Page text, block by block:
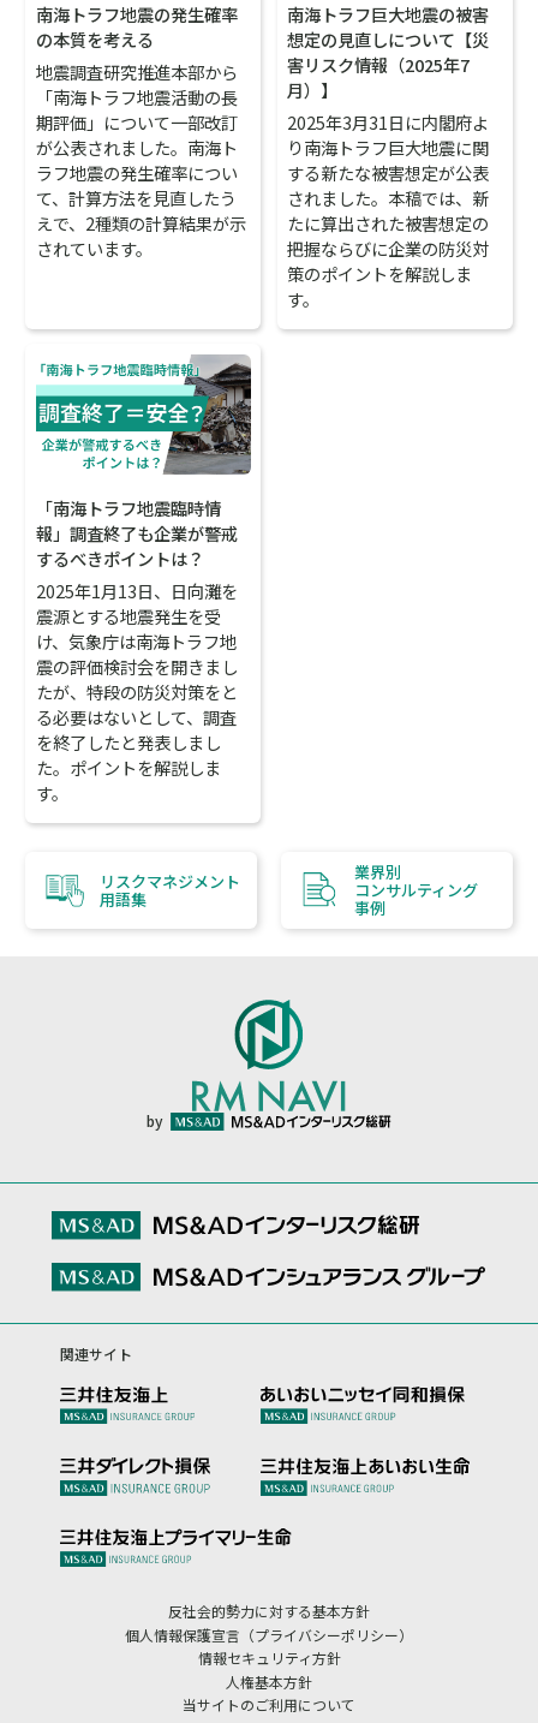
南海トラフ地震の発生確率
の本質を考える
地震調査研究推進本部から
「南海トラフ地震活動の長
期評価」について一部改訂
が公表されました。南海ト
ラフ地震の発生確率につい
て、計算方法を見直したう
えで、2種類の計算結果が示
されています。
南海トラフ巨大地震の被害
想定の見直しについて【災
害リスク情報（2025年7
月）】
2025年3月31日に内閣府よ
り南海トラフ巨大地震に関
する新たな被害想定が公表
されました。本稿では、新
たに算出された被害想定の
把握ならびに企業の防災対
策のポイントを解説しま
す。
「南海トラフ地震臨時情
報」調査終了も企業が警戒
するべきポイントは？
2025年1月13日、日向灘を
震源とする地震発生を受
け、気象庁は南海トラフ地
震の評価検討会を開きまし
たが、特段の防災対策をと
る必要はないとして、調査
を終了したと発表しまし
た。ポイントを解説しま
す。
リスクマネジメント
用語集
業界別
コンサルティング
事例
by
関連サイト
反社会的勢力に対する基本方針
個人情報保護宣言（プライバシーポリシー）
情報セキュリティ方針
人権基本方針
当サイトのご利用について